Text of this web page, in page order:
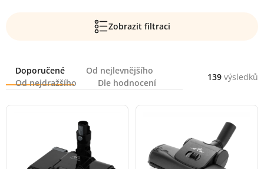
Zobrazit filtraci
Řazení
Doporučené
Od nejlevnějšího
Od nejdražšího
Dle hodnocení
139 výsledků